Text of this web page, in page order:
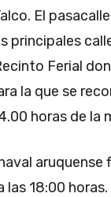
El
principales
Ferial
la que se
horas de la
18:00